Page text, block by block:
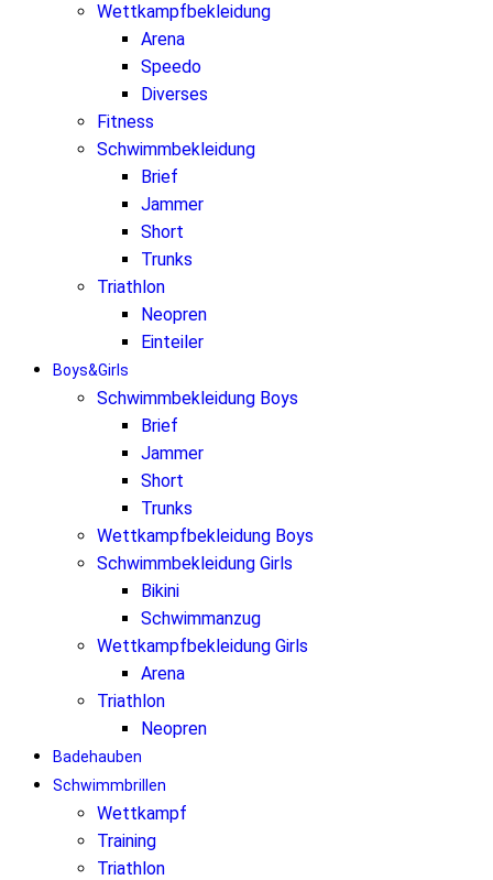
Wettkampfbekleidung
Arena
Speedo
Diverses
Fitness
Schwimmbekleidung
Brief
Jammer
Short
Trunks
Triathlon
Neopren
Einteiler
Boys&Girls
Schwimmbekleidung Boys
Brief
Jammer
Short
Trunks
Wettkampfbekleidung Boys
Schwimmbekleidung Girls
Bikini
Schwimmanzug
Wettkampfbekleidung Girls
Arena
Triathlon
Neopren
Badehauben
Schwimmbrillen
Wettkampf
Training
Triathlon